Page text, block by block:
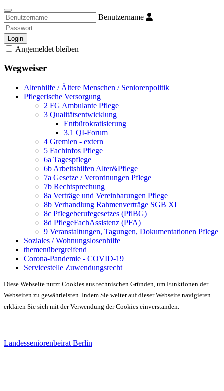
Benutzername
Login
Angemeldet bleiben
Wegweiser
Altenhilfe / Ältere Menschen / Seniorenpolitik
Pflegerische Versorgung
2 FG Ambulante Pflege
3 Qualitätsentwicklung
Entbürokratisierung
3.1 QI-Forum
4 Gremien - extern
5 Fachinfos Pflege
6a Tagespflege
6b Arbeitshilfen Alter&Pflege
7a Gesetze / Verordnungen Pflege
7b Rechtsprechung
8a Verträge und Vereinbarungen Pflege
8b Verhandlung Rahmenverträge SGB XI
8c Pflegeberufegesetzes (PflBG)
8d PflegeFachAssistenz (PFA)
9 Veranstaltungen, Tagungen, Dokumentationen Pflege
Soziales / Wohnungslosenhilfe
themenübergreifend
Corona-Pandemie - COVID-19
Servicestelle Zuwendungsrecht
Diese Webseite nutzt Cookies aus technischen Gründen, um Funktionen der
Webseiten zu gewährleisten. Indem Sie weiter auf dieser Webseite navigieren
erklären Sie sich mit der Verwendung der Cookies einverstanden.
Landesseniorenbeirat Berlin